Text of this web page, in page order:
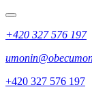
+420 327 576 197
+420 327 576 197